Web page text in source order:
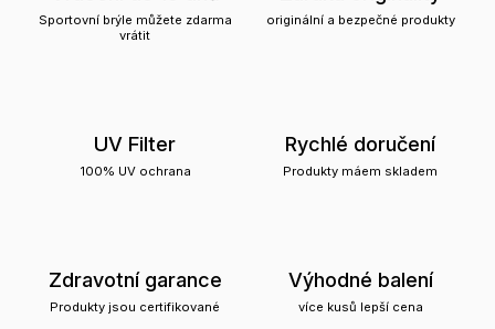
Sportovní brýle můžete zdarma
vrátit
originální a bezpečné produkty
UV Filter
100% UV ochrana
Rychlé doručení
Produkty máem skladem
Zdravotní garance
Produkty jsou certifikované
Výhodné balení
více kusů lepší cena